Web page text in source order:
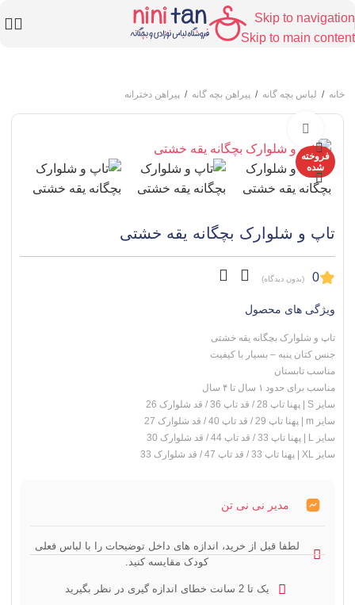
Skip to navigation
Skip to main content
خانه / لباس بچه گانه / پیراهن بچه گانه / پیراهن دخترانه
فروخته
شده
تاپ و شلوارک بچگانه یقه خشتی
0 (بدون دیدگاه)
ویژگی های محصول
تاپ و شلوارک بچگانه یقه خشتی
جنس کتان پنبه – بسیار با کیفیت
مناسب تابستان
مناسب برای حدود ۱ سال تا ۴ سال
سایز S | پهنا تاپ 28 / قد تاپ 36 / قد شلوارک 26
سایز m | پهنا تاپ 29 / قد تاپ 40 / قد شلوارک 27
سایز L | پهنا تاپ 33 / قد تاپ 44 / قد شلوارک 30
سایز XL | پهنا تاپ 33 / قد تاپ 47 / قد شلوارک 33
مدیر نی نی تن
لطفا قبل از خرید، اندازه های داخل توضیحات را با لباس فعلی
کودک مقایسه کنید.
یک تا 2 سانت خطای اندازه گیری در نظر بگیرید